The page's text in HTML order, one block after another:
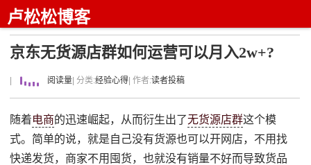
卢松松博客
京东无货源店群如何运营可以月入2w+?
阅读量 | 分类:经验心得 | 作者:读者投稿
随着电商的迅速崛起，从而衍生出了无货源店群这个模
式。简单的说，就是自己没有货源也可以开网店，不用找
快递发货，商家不用囤货，也就没有销量不好而导致货品